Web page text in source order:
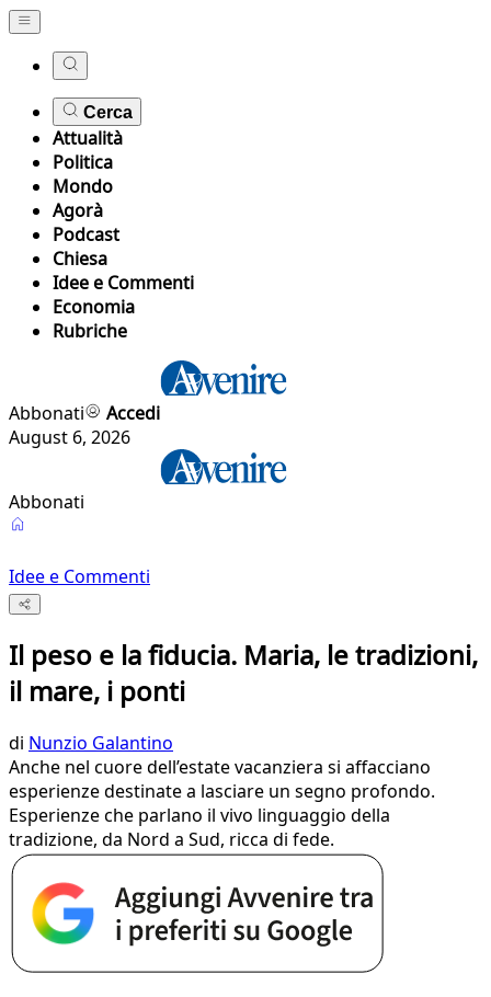
Cerca
Attualità
Politica
Mondo
Agorà
Podcast
Chiesa
Idee e Commenti
Economia
Rubriche
Abbonati
Accedi
August 6, 2026
Abbonati
Idee e Commenti
Il peso e la fiducia. Maria, le tradizioni,
il mare, i ponti
di Nunzio Galantino
Anche nel cuore dell’estate vacanziera si affacciano
esperienze destinate a lasciare un segno profondo.
Esperienze che parlano il vivo linguaggio della
tradizione, da Nord a Sud, ricca di fede.